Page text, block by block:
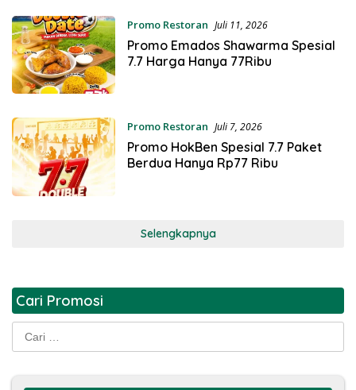
Promo Restoran Juli 11, 2026
Promo Emados Shawarma Spesial
7.7 Harga Hanya 77Ribu
Promo Restoran Juli 7, 2026
Promo HokBen Spesial 7.7 Paket
Berdua Hanya Rp77 Ribu
Selengkapnya
Cari Promosi
Cari
untuk: